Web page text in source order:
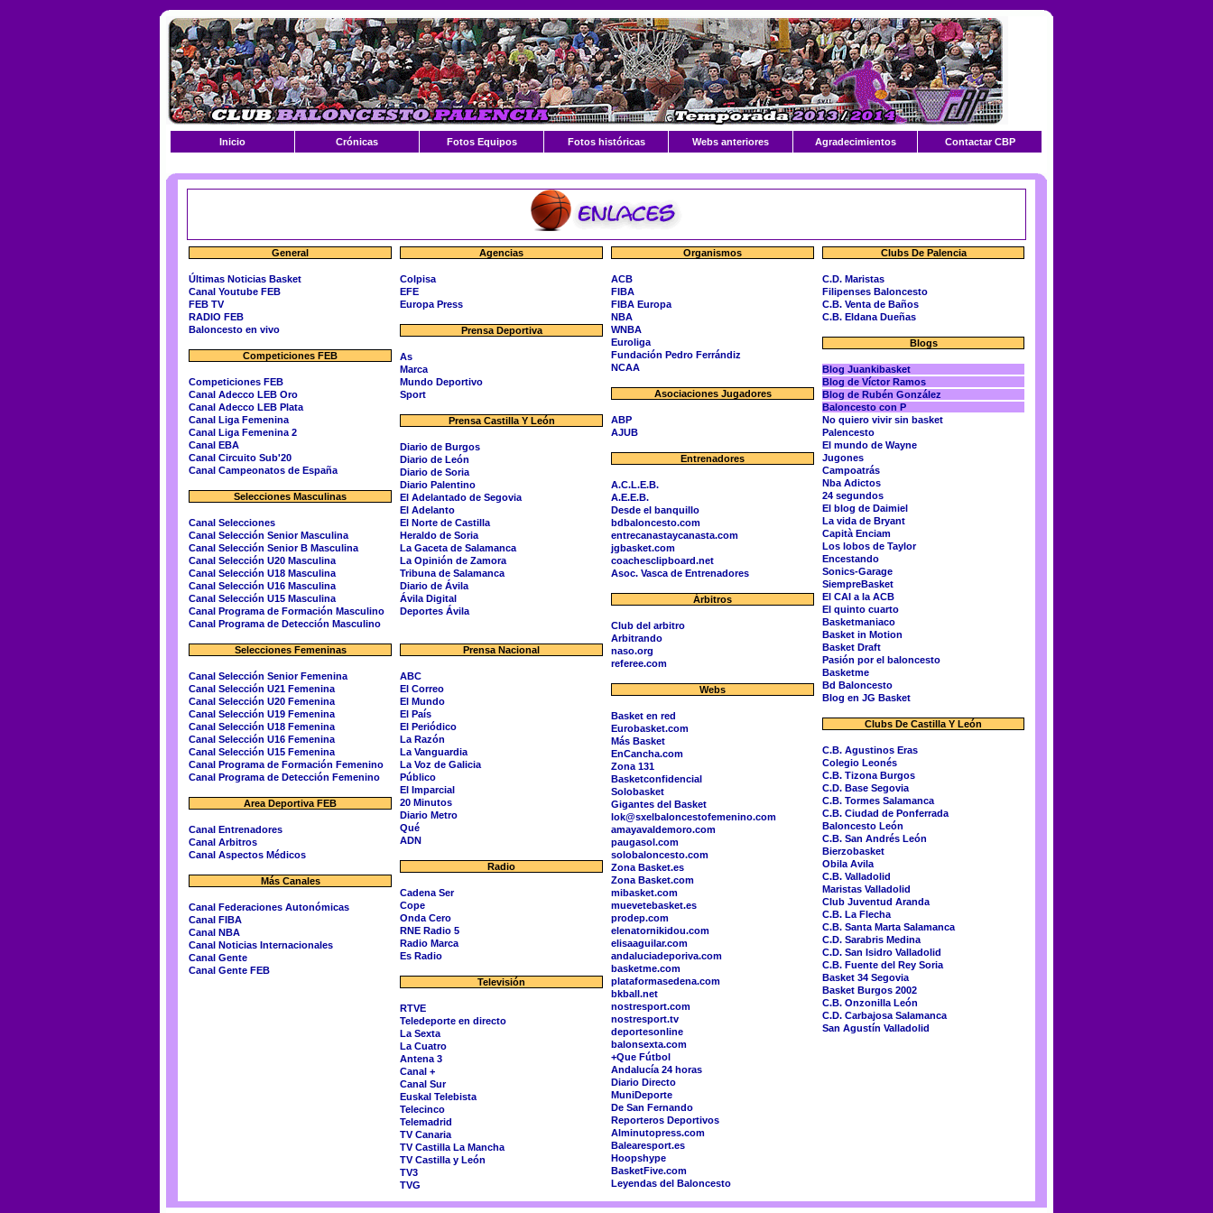
Inicio Crónicas Fotos Equipos Fotos históricas Webs anteriores Agradecimientos Contactar CBP
General
Últimas Noticias Basket
Canal Youtube FEB
FEB TV
RADIO FEB
Baloncesto en vivo
Competiciones FEB
Competiciones FEB
Canal Adecco LEB Oro
Canal Adecco LEB Plata
Canal Liga Femenina
Canal Liga Femenina 2
Canal EBA
Canal Circuito Sub'20
Canal Campeonatos de España
Selecciones Masculinas
Canal Selecciones
Canal Selección Senior Masculina
Canal Selección Senior B Masculina
Canal Selección U20 Masculina
Canal Selección U18 Masculina
Canal Selección U16 Masculina
Canal Selección U15 Masculina
Canal Programa de Formación Masculino
Canal Programa de Detección Masculino
Selecciones Femeninas
Canal Selección Senior Femenina
Canal Selección U21 Femenina
Canal Selección U20 Femenina
Canal Selección U19 Femenina
Canal Selección U18 Femenina
Canal Selección U16 Femenina
Canal Selección U15 Femenina
Canal Programa de Formación Femenino
Canal Programa de Detección Femenino
Area Deportiva FEB
Canal Entrenadores
Canal Arbitros
Canal Aspectos Médicos
Más Canales
Canal Federaciones Autonómicas
Canal FIBA
Canal NBA
Canal Noticias Internacionales
Canal Gente
Canal Gente FEB
Agencias
Colpisa
EFE
Europa Press
Prensa Deportiva
As
Marca
Mundo Deportivo
Sport
Prensa Castilla Y León
Diario de Burgos
Diario de León
Diario de Soria
Diario Palentino
El Adelantado de Segovia
El Adelanto
El Norte de Castilla
Heraldo de Soria
La Gaceta de Salamanca
La Opinión de Zamora
Tribuna de Salamanca
Diario de Ávila
Ávila Digital
Deportes Ávila
Prensa Nacional
ABC
El Correo
El Mundo
El País
El Periódico
La Razón
La Vanguardia
La Voz de Galicia
Público
El Imparcial
20 Minutos
Diario Metro
Qué
ADN
Radio
Cadena Ser
Cope
Onda Cero
RNE Radio 5
Radio Marca
Es Radio
Televisión
RTVE
Teledeporte en directo
La Sexta
La Cuatro
Antena 3
Canal +
Canal Sur
Euskal Telebista
Telecinco
Telemadrid
TV Canaria
TV Castilla La Mancha
TV Castilla y León
TV3
TVG
Organismos
ACB
FIBA
FIBA Europa
NBA
WNBA
Euroliga
Fundación Pedro Ferrándiz
NCAA
Asociaciones Jugadores
ABP
AJUB
Entrenadores
A.C.L.E.B.
A.E.E.B.
Desde el banquillo
bdbaloncesto.com
entrecanastaycanasta.com
jgbasket.com
coachesclipboard.net
Asoc. Vasca de Entrenadores
Árbitros
Club del arbitro
Arbitrando
naso.org
referee.com
Webs
Basket en red
Eurobasket.com
Más Basket
EnCancha.com
Zona 131
Basketconfidencial
Solobasket
Gigantes del Basket
lok@sxelbaloncestofemenino.com
amayavaldemoro.com
paugasol.com
solobaloncesto.com
Zona Basket.es
Zona Basket.com
mibasket.com
muevetebasket.es
prodep.com
elenatornikidou.com
elisaaguilar.com
andaluciadeporiva.com
basketme.com
plataformasedena.com
bkball.net
nostresport.com
nostresport.tv
deportesonline
balonsexta.com
+Que Fútbol
Andalucía 24 horas
Diario Directo
MuniDeporte
De San Fernando
Reporteros Deportivos
Alminutopress.com
Balearesport.es
Hoopshype
BasketFive.com
Leyendas del Baloncesto
Clubs De Palencia
C.D. Maristas
Filipenses Baloncesto
C.B. Venta de Baños
C.B. Eldana Dueñas
Blogs
Blog Juankibasket
Blog de Víctor Ramos
Blog de Rubén González
Baloncesto con P
No quiero vivir sin basket
Palencesto
El mundo de Wayne
Jugones
Campoatrás
Nba Adictos
24 segundos
El blog de Daimiel
La vida de Bryant
Capità Enciam
Los lobos de Taylor
Encestando
Sonics-Garage
SiempreBasket
El CAI a la ACB
El quinto cuarto
Basketmaniaco
Basket in Motion
Basket Draft
Pasión por el baloncesto
Basketme
Bd Baloncesto
Blog en JG Basket
Clubs De Castilla Y León
C.B. Agustinos Eras
Colegio Leonés
C.B. Tizona Burgos
C.D. Base Segovia
C.B. Tormes Salamanca
C.B. Ciudad de Ponferrada
Baloncesto León
C.B. San Andrés León
Bierzobasket
Obila Avila
C.B. Valladolid
Maristas Valladolid
Club Juventud Aranda
C.B. La Flecha
C.B. Santa Marta Salamanca
C.D. Sarabris Medina
C.D. San Isidro Valladolid
C.B. Fuente del Rey Soria
Basket 34 Segovia
Basket Burgos 2002
C.B. Onzonilla León
C.D. Carbajosa Salamanca
San Agustín Valladolid